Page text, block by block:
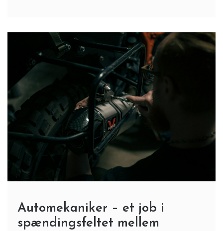
Automekaniker – et job i
spændingsfeltet mellem